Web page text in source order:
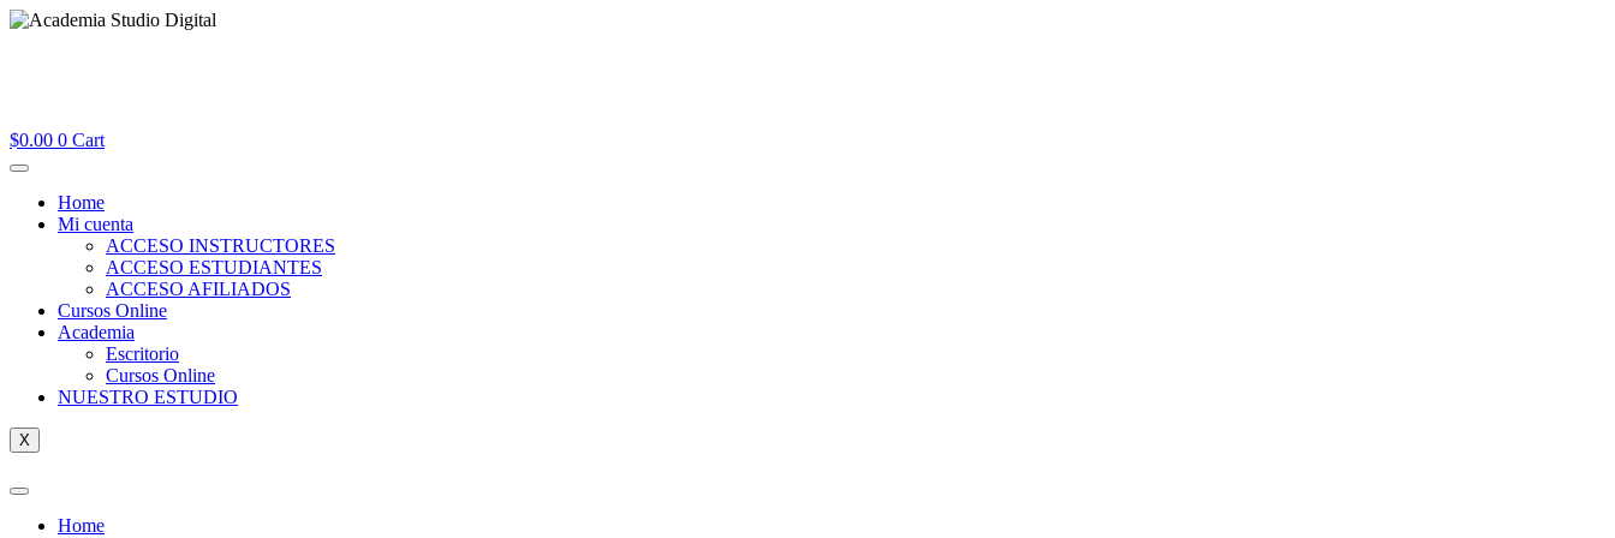
$0.00 0 Cart
Home
Mi cuenta
ACCESO INSTRUCTORES
ACCESO ESTUDIANTES
ACCESO AFILIADOS
Cursos Online
Academia
Escritorio
Cursos Online
NUESTRO ESTUDIO
X
Home